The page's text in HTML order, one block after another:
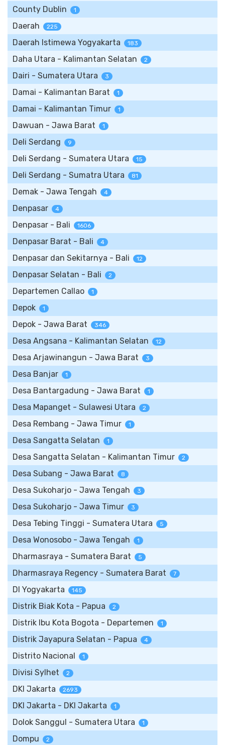
County Dublin 1
Daerah 225
Daerah Istimewa Yogyakarta 183
Daha Utara - Kalimantan Selatan 2
Dairi - Sumatera Utara 3
Damai - Kalimantan Barat 1
Damai - Kalimantan Timur 1
Dawuan - Jawa Barat 1
Deli Serdang 9
Deli Serdang - Sumatera Utara 15
Deli Serdang - Sumatra Utara 81
Demak - Jawa Tengah 4
Denpasar 4
Denpasar - Bali 1606
Denpasar Barat - Bali 4
Denpasar dan Sekitarnya - Bali 12
Denpasar Selatan - Bali 2
Departemen Callao 1
Depok 1
Depok - Jawa Barat 346
Desa Angsana - Kalimantan Selatan 12
Desa Arjawinangun - Jawa Barat 3
Desa Banjar 1
Desa Bantargadung - Jawa Barat 1
Desa Mapanget - Sulawesi Utara 2
Desa Rembang - Jawa Timur 1
Desa Sangatta Selatan 1
Desa Sangatta Selatan - Kalimantan Timur 2
Desa Subang - Jawa Barat 8
Desa Sukoharjo - Jawa Tengah 3
Desa Sukoharjo - Jawa Timur 3
Desa Tebing Tinggi - Sumatera Utara 5
Desa Wonosobo - Jawa Tengah 1
Dharmasraya - Sumatera Barat 5
Dharmasraya Regency - Sumatera Barat 7
DI Yogyakarta 145
Distrik Biak Kota - Papua 2
Distrik Ibu Kota Bogota - Departemen 1
Distrik Jayapura Selatan - Papua 4
Distrito Nacional 1
Divisi Sylhet 2
DKI Jakarta 2693
DKI Jakarta - DKI Jakarta 1
Dolok Sanggul - Sumatera Utara 1
Dompu 2